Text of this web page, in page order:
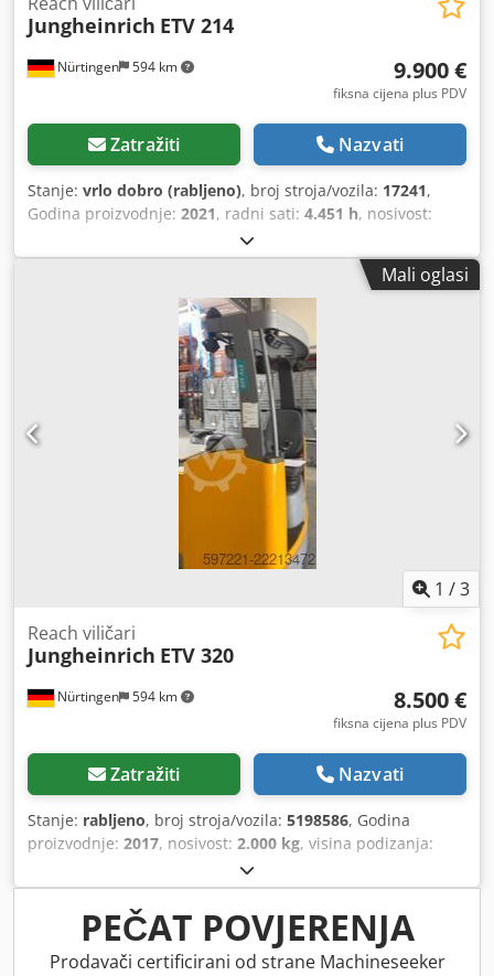
Nürtingen 594 km
Jungheinrich ETV 214
9.900 €
fiksna cijena plus PDV
Zatražiti Nazvati
Stanje: vrlo dobro (rabljeno), broj stroja/vozila: 17241,
Godina proizvodnje: 2021, radni sati: 4.451 h, nosivost:
8.420 mm
3.100 mm, težište tereta:500 mm, vrsta goriva:električni,
3.330 mm, napon
, duljina vilica:1.150 mm
, 5228227 Serijski broj: 91152835 Crodozp T
Hmjpfx Aipjf Podaci o bateriji: 48V 1620TCSM 840Ah,
godina proizvodnje: 2021.
Mali oglasi
1 /3
Nürtingen 594 km
Reach viličari
Jungheinrich ETV 320
8.500 €
fiksna cijena plus PDV
Zatražiti Nazvati
Stanje: rabljeno, broj stroja/vozila: 5198586, Godina
proizvodnje: 2017, nosivost: 2.000 kg, visina podizanja:
600 mm
električni, vrsta jarbola:triplex, napon baterije:48 V,
duljina vilica:1.150 mm, veličina prednje gume: , veličina
stražnje gume:, 5198586 Serijski broj: 91122713 Podaci o
bateriji: 48 volti Crjdszg R Naspfx Aipef
PEČAT POVJERENJA
Prodavači certificirani od strane Machineseeker